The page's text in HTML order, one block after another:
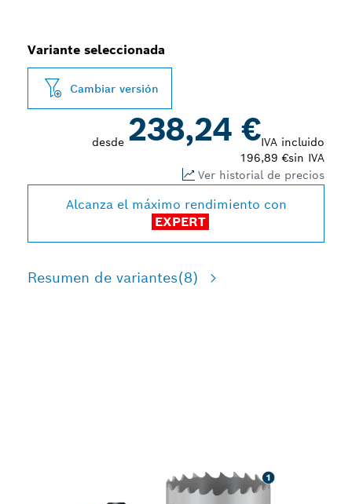
Variante seleccionada
Cambiar versión
desde 238,24 €IVA incluido
196,89 €sin IVA
Ver historial de precios
Alcanza el máximo rendimiento con
EXPERT
Resumen de variantes(8)